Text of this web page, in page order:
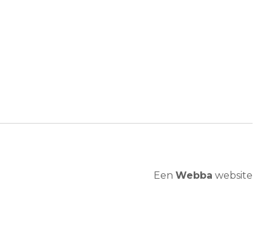
Een Webba website